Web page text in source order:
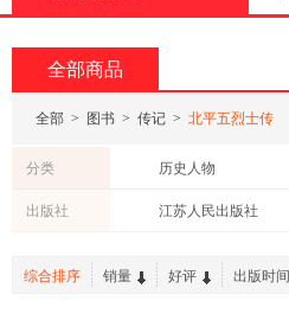
全部商品
全部 > 图书 > 传记 > 北平五烈士传
分类 历史人物
出版社 江苏人民出版社
综合排序 销量 好评 出版时间
页
加